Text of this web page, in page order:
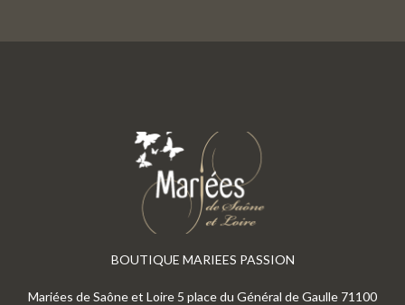
BOUTIQUE MARIEES PASSION
Mariées de Saône et Loire 5 place du Général de Gaulle 71100